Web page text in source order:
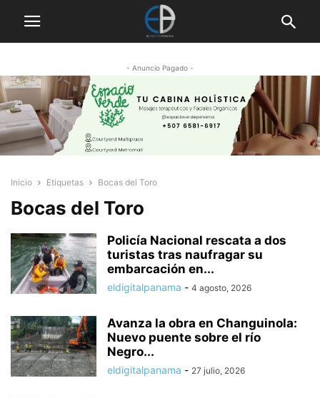
- Anuncio Pagado -
Inicio Etiquetas Bocas del Toro
Bocas del Toro
Policía Nacional rescata a dos
turistas tras naufragar su
embarcación en...
eldigitalpanama - 4 agosto, 2026
Avanza la obra en Changuinola:
Nuevo puente sobre el río
Negro...
eldigitalpanama - 27 julio, 2026